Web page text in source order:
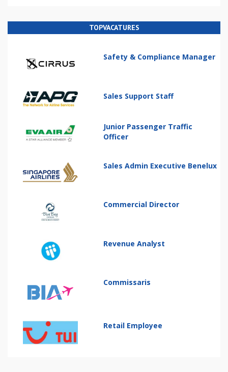
TOPVACATURES
Safety & Compliance Manager
Sales Support Staff
Junior Passenger Traffic
Officer
Sales Admin Executive Benelux
Commercial Director
Revenue Analyst
Commissaris
Retail Employee